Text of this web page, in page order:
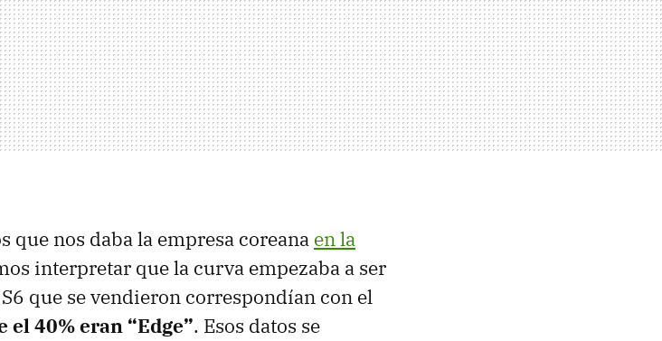
que nos daba la empresa coreana en la
interpretar que la curva empezaba a ser
que se vendieron correspondían con el
el 40% eran “Edge”. Esos datos se